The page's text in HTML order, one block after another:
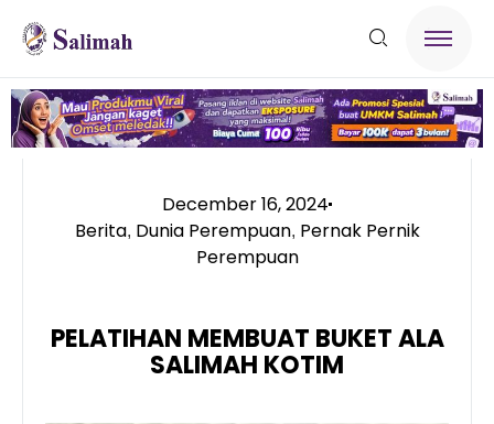
December 16, 2024
Berita, Dunia Perempuan, Pernak Pernik
Perempuan
PELATIHAN MEMBUAT BUKET ALA
SALIMAH KOTIM